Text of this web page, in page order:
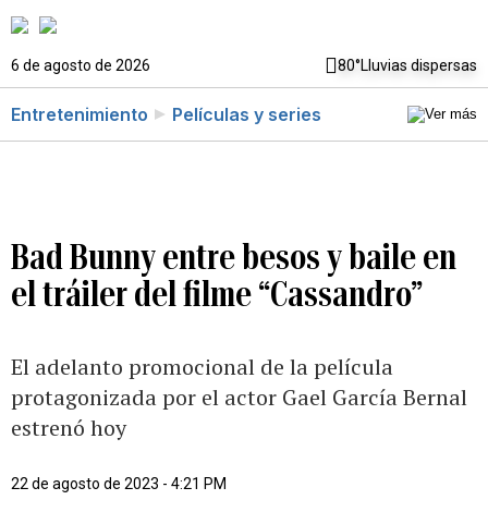
6 de agosto de 2026 80°Lluvias dispersas
Entretenimiento Películas y series
Bad Bunny entre besos y baile en
el tráiler del filme “Cassandro”
El adelanto promocional de la película
protagonizada por el actor Gael García Bernal
estrenó hoy
22 de agosto de 2023 - 4:21 PM